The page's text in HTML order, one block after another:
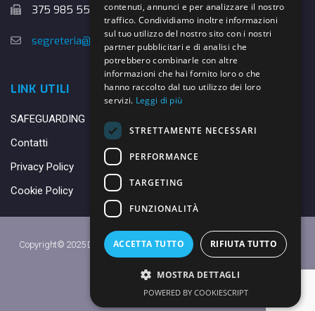
375 985 5526
segreteria@danybasket.it
LINK UTILI
SAFEGUARDING
Contatti
Privacy Policy
Cookie Policy
Copyright© 2025 DANY BASKET QUARRATA S.S.D.A.R.L. -Privacy Policy
Made with ♥ by
contenuti, annunci e per analizzare il nostro
traffico. Condividiamo inoltre informazioni
sul tuo utilizzo del nostro sito con i nostri
partner pubblicitari e di analisi che
potrebbero combinarle con altre
informazioni che hai fornito loro o che
hanno raccolto dal tuo utilizzo dei loro
servizi. Leggi di più
STRETTAMENTE NECESSARI
PERFORMANCE
TARGETING
FUNZIONALITÀ
ACCETTA TUTTO RIFIUTA TUTTO
MOSTRA DETTAGLI
POWERED BY COOKIESCRIPT